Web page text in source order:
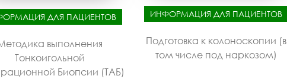
ДЛЯ ПАЦИЕНТОВ
выполнения
Тонкоигольной
Биопсии (ТАБ)
ИНФОРМАЦИЯ ДЛЯ ПАЦИЕНТОВ
Подготовка к колоноскопии (в
том числе под наркозом)